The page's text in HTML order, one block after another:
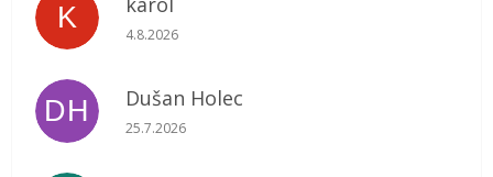
K Hodnotenie obchodu je 5 z 5 hviezdičiek.
4.8.2026
DH Dušan Holec
Hodnotenie obchodu je 5 z 5 hviezdičiek.
25.7.2026